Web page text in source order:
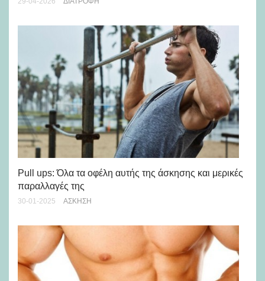
Pull ups: Όλα τα οφέλη αυτής της άσκησης και μερικές
παραλλαγές της
30-01-2025 ΆΣΚΗΣΗ